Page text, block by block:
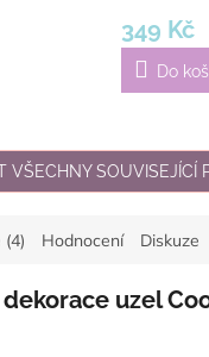
349 Kč
Do
VŠECHNY SOUVISEJÍCÍ
(4) Hodnocení Diskuze
uzel